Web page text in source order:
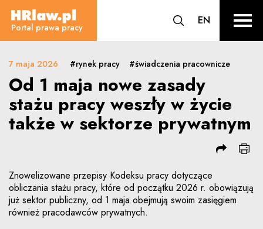
Od 1 maja nowe zasady stażu
HRLaw.pl
Portal prawa pracy przejdź do
EN CHANGE
sr
7 maja 2026 #rynek pracy #świadczenia pracownicze
Od 1 maja nowe zasady
stażu pracy weszły w życie
także w sektorze prywatnym
Znowelizowane przepisy Kodeksu pracy dotyczące
obliczania stażu pracy, które od początku 2026 r. obowiązują
już sektor publiczny, od 1 maja obejmują swoim zasięgiem
również pracodawców prywatnych.